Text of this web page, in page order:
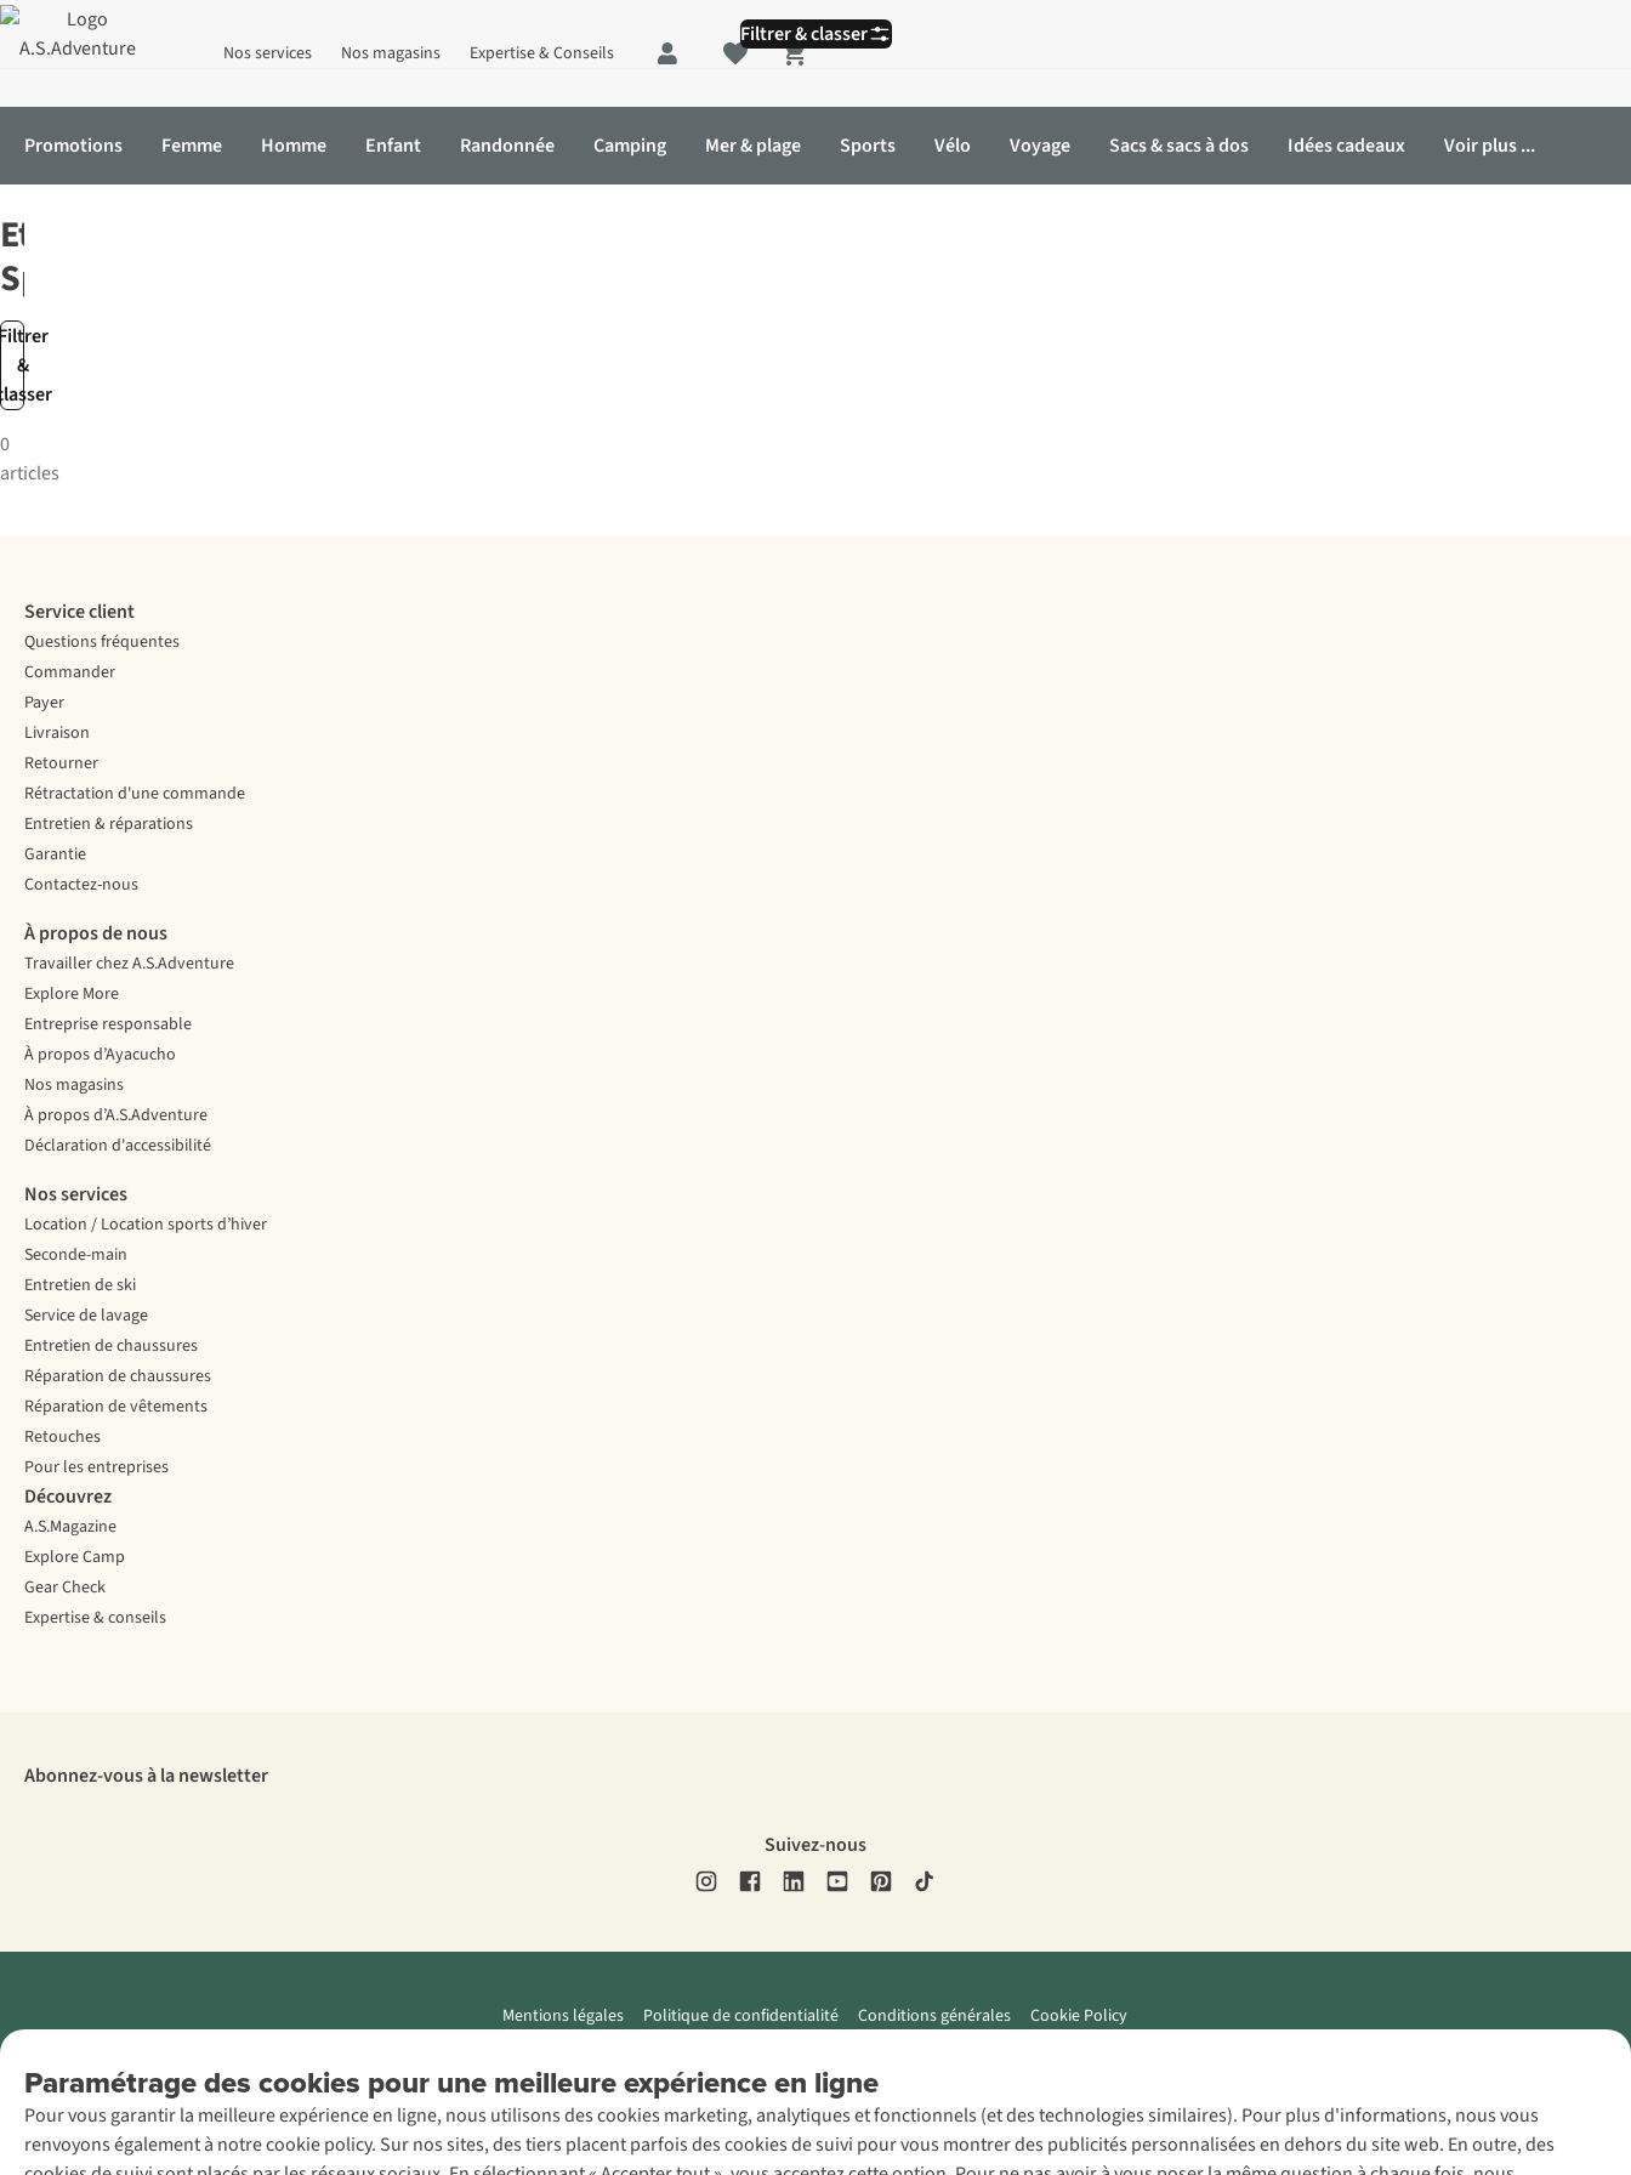
Nos services Nos magasins Expertise & Conseils
Shopping cart
Promotions Femme Homme Enfant Randonnée Camping Mer & plage Sports Vélo Voyage Sacs & sacs à dos Idées cadeaux Voir plus ...
&
Filtrer & classer
Etappe
Sportswear
0
articles
Paramétrage des cookies pour une meilleure expérience en ligne
Pour vous garantir la meilleure expérience en ligne, nous utilisons des cookies marketing, analytiques et fonctionnels (et des technologies similaires). Pour plus d'informations, nous vous
renvoyons également à notre cookie policy. Sur nos sites, des tiers placent parfois des cookies de suivi pour vous montrer des publicités personnalisées en dehors du site web. En outre, des
Service client
Questions fréquentes
Commander
Payer
Livraison
Retourner
Rétractation d'une commande
Entretien & réparations
Garantie
Contactez-nous
À propos de nous
Travailler chez A.S.Adventure
Explore More
Entreprise responsable
À propos d’Ayacucho
Nos magasins
À propos d’A.S.Adventure
Déclaration d'accessibilité
Nos services
Location / Location sports d’hiver
Seconde-main
Entretien de ski
Service de lavage
Entretien de chaussures
Réparation de chaussures
Réparation de vêtements
Retouches
Pour les entreprises
Découvrez
A.S.Magazine
Explore Camp
Gear Check
Expertise & conseils
Abonnez-vous à la newsletter
Suivez-nous
Mentions légales Politique de confidentialité Conditions générales Cookie Policy
AS Adventure
Luxemburg SA,
Boulevard F.W.
Raiffeisen 25, L-